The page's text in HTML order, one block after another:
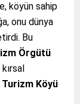
köyün sahip
onu dünya
Bu
Örgütü
Turizm Köyü